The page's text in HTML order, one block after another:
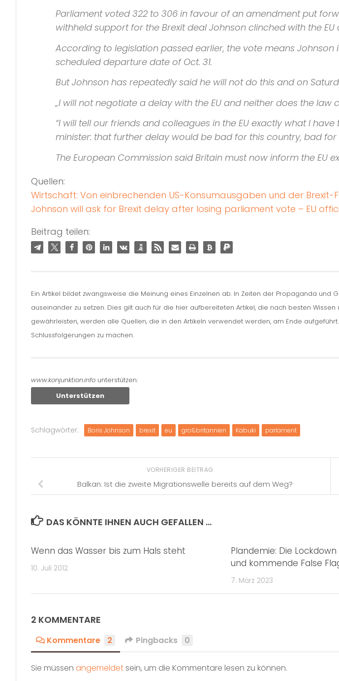
Parliament voted 322 to 306 in favour of an amendment put
withheld support for the Brexitdeal Johnson clinched with the EU
According to legislation passed earlier, the vote means
scheduled departure date of Oct. 31.
But Johnson has repeatedly said he will not do this and on
„I will not negotiate a delay with the EU and neither does the law
“I will tell our friends and colleagues in the EU exactly what I
minister: that further delay would be bad for this country, bad
The European Commission said Britain must now inform the EU
Quellen:
Wirtschaft: Von einbrechenden US-Konsumausgaben und der Brexit-
Johnson will ask for Brexit delay after losing parliament vote – EU
Beitrag teilen:
Ein Artikel bildet zwangsweise die Meinung eines Einzelnen ab. In Zeiten der Propaganda
auseinander zu setzen. Dies gilt auch für die hier aufbereiteten Artikel, die nach besten
gewährleisten, werden alle Quellen, die in den Artikeln verwendet werden, am Ende
Schlussfolgerungen zu machen.
www.konjunktion.info unterstützen:
Unterstützen
Schlagwörter: Boris Johnson brexit eu großbritannien Kabuki parlament
VORHERIGER BEITRAG
Balkan: Ist die zweite Migrationswelle bereits auf dem Weg?
DAS KÖNNTE IHNEN AUCH GEFALLEN …
Wenn das Wasser bis zum Hals steht
10. Juli 2012
Plandemie: Die
und kommende False
7. März 2023
2 KOMMENTARE
Kommentare 2 Pingbacks 0
Sie müssen angemeldetsein, um die Kommentare lesen zu können.